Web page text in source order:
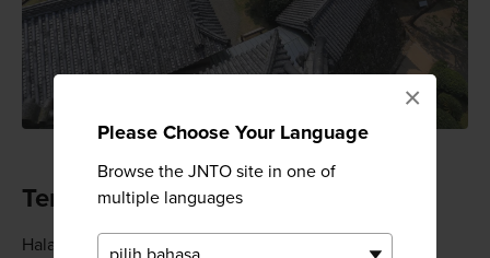
Please Choose Your Language
Browse the JNTO site in one of
multiple languages
×
Tempat Bunga Sakura Terbaik
Halaman istana adalah salah satu lokasi yang paling